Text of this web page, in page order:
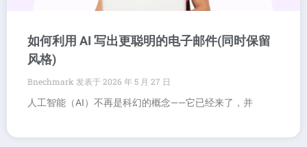
如何利用 AI 写出更聪明的电子邮件(同时保留
风格)
Bnechmark
2026 年 5 月 27 日
人工智能（AI）不再是科幻的概念——它已经来了，并